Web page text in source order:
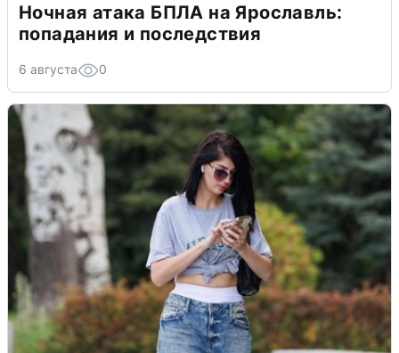
Ночная атака БПЛА на Ярославль:
попадания и последствия
6 августа 0